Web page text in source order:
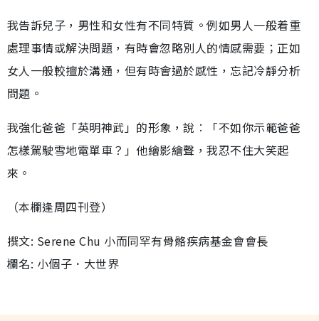
我告訴兒子，男性和女性有不同特質。例如男人一般着重
處理事情或解決問題，有時會忽略別人的情感需要；正如
女人一般較擅於溝通，但有時會過於感性，忘記冷靜分析
問題。
我強化爸爸「英明神武」的形象，說︰「不如你示範爸爸
怎樣駕駛雪地電單車？」他繪影繪聲，我忍不住大笑起
來。
（本欄逢周四刊登）
撰文: Serene Chu 小而同罕有骨骼疾病基金會會長
欄名: 小個子．大世界